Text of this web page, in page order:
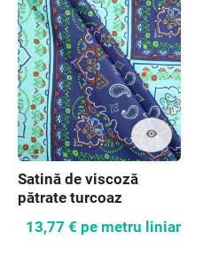
visibility
Satină de viscoză
pătrate turcoaz
13,77 € pe metru liniar